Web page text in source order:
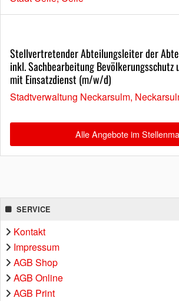
Stellvertretender Abteilungsleiter der
inkl. Sachbearbeitung Bevölkerungsschutz
mit Einsatzdienst (m/w/d)
Stadtverwaltung Neckarsulm,
Alle Angebote im
SERVICE
Kontakt
Impressum
AGB Shop
AGB Online
AGB Print